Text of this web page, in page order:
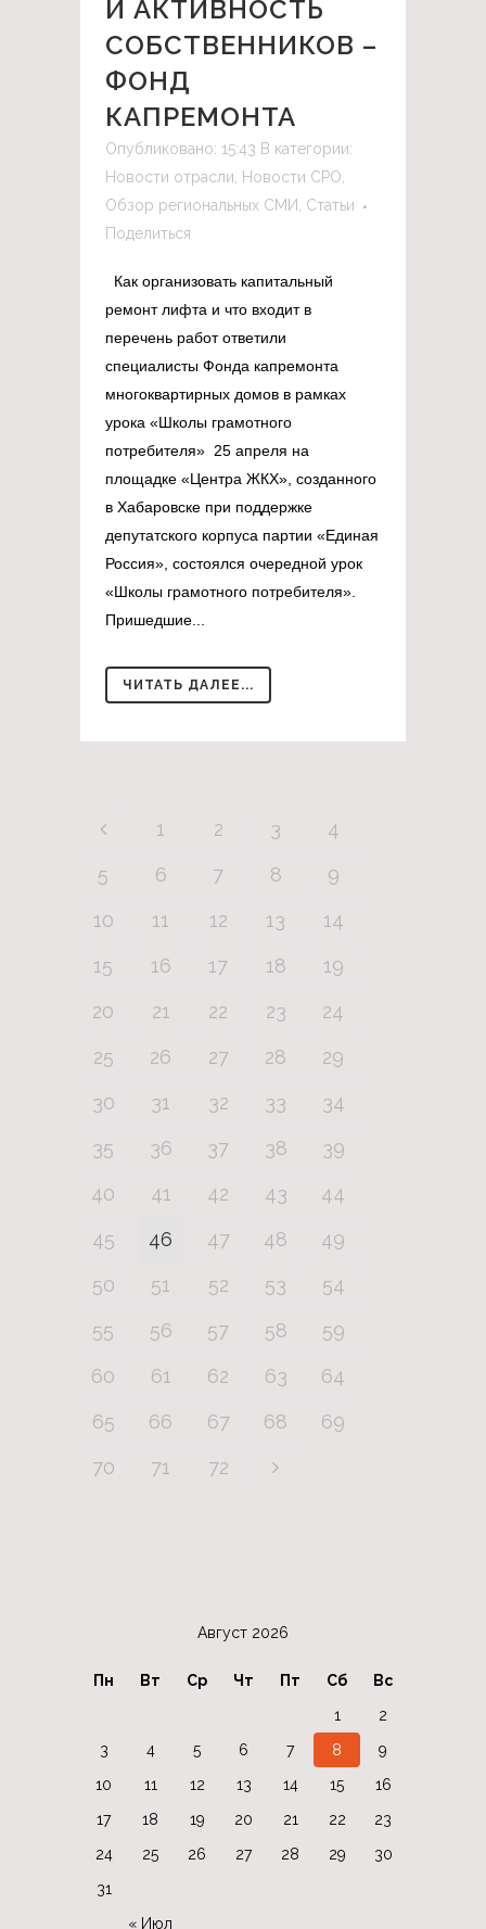
И АКТИВНОСТЬ
СОБСТВЕННИКОВ –
ФОНД
КАПРЕМОНТА
Опубликовано: 15:43 В категории:
Новости отрасли
Новости СРО
Обзор региональных СМИ
Статьи
Поделиться
Как организовать капитальный
ремонт лифта и что входит в
перечень работ ответили
специалисты Фонда капремонта
многоквартирных домов в рамках
урока «Школы грамотного
потребителя» 25 апреля на
площадке «Центра ЖКХ», созданного
в Хабаровске при поддержке
депутатского корпуса партии «Единая
Россия», состоялся очередной урок
«Школы грамотного потребителя».
Пришедшие...
ЧИТАТЬ ДАЛЕЕ...
1 2 3
4
5
6 7 8
9
10
11 12 13
14
15
16 17 18
19
20
21 22 23
24
25
26 27 28
29
30
31 32 33
34
35
36 37 38
39
40
41 42 43
44
45
46 47 48
49
50
51 52 53
54
55
56 57 58
59
60
61 62 63
64
65
66 67 68
69
70
71 72
Август 2026
Пн Вт Ср Чт Пт Сб Вс
« Июл
1
2
3
4 5 6 7 8
9
10
11 12 13 14 15
16
17
18 19 20 21 22
23
24
25 26 27 28 29
30
31